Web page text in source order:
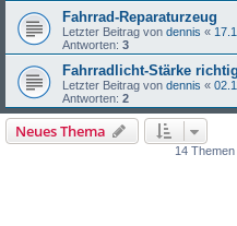
Fahrrad-Reparaturzeug
Letzter Beitrag von dennis «
Antworten: 3
Fahrradlicht-Stärke
Letzter Beitrag von dennis «
Antworten: 2
Neues Thema
14 Themen